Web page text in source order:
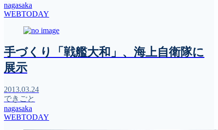
nagasaka
WEBTODAY
手づくり「戦艦大和」、海上自衛隊に
展示
2013.03.24
できごと
nagasaka
WEBTODAY